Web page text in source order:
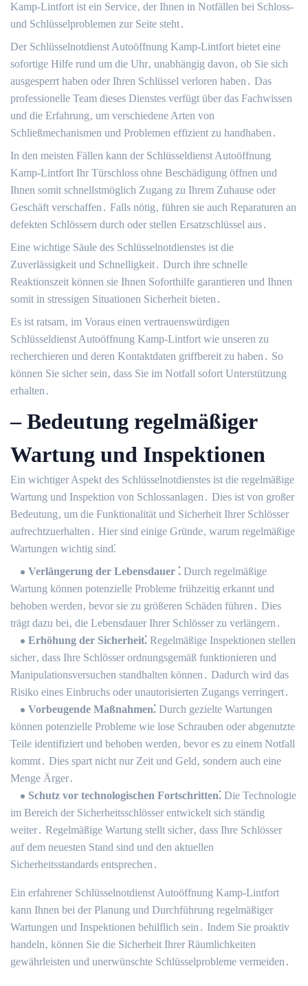
Kamp-Lintfort ist ein Service‚ der Ihnen in Notfällen bei Schloss-
und Schlüsselproblemen zur Seite steht․
Der Schlüsselnotdienst Autoöffnung Kamp-Lintfort bietet eine
sofortige Hilfe rund um die Uhr‚ unabhängig davon‚ ob Sie sich
ausgesperrt haben oder Ihren Schlüssel verloren haben․ Das
professionelle Team dieses Dienstes verfügt über das Fachwissen
und die Erfahrung‚ um verschiedene Arten von
Schließmechanismen und Problemen effizient zu handhaben․
In den meisten Fällen kann der Schlüsseldienst Autoöffnung
Kamp-Lintfort Ihr Türschloss ohne Beschädigung öffnen und
Ihnen somit schnellstmöglich Zugang zu Ihrem Zuhause oder
Geschäft verschaffen․ Falls nötig‚ führen sie auch Reparaturen an
defekten Schlössern durch oder stellen Ersatzschlüssel aus․
Eine wichtige Säule des Schlüsselnotdienstes ist die
Zuverlässigkeit und Schnelligkeit․ Durch ihre schnelle
Reaktionszeit können sie Ihnen Soforthilfe garantieren und Ihnen
somit in stressigen Situationen Sicherheit bieten․
Es ist ratsam‚ im Voraus einen vertrauenswürdigen
Schlüsseldienst Autoöffnung Kamp-Lintfort wie unseren zu
recherchieren und deren Kontaktdaten griffbereit zu haben․ So
können Sie sicher sein‚ dass Sie im Notfall sofort Unterstützung
erhalten․
– Bedeutung regelmäßiger
Wartung und Inspektionen
Ein wichtiger Aspekt des Schlüsselnotdienstes ist die regelmäßige
Wartung und Inspektion von Schlossanlagen․ Dies ist von großer
Bedeutung‚ um die Funktionalität und Sicherheit Ihrer Schlösser
aufrechtzuerhalten․ Hier sind einige Gründe‚ warum regelmäßige
Wartungen wichtig sind⁚
Verlängerung der Lebensdauer ⁚ Durch regelmäßige
Wartung können potenzielle Probleme frühzeitig erkannt und
behoben werden‚ bevor sie zu größeren Schäden führen․ Dies
trägt dazu bei‚ die Lebensdauer Ihrer Schlösser zu verlängern․
Erhöhung der Sicherheit⁚ Regelmäßige Inspektionen stellen
sicher‚ dass Ihre Schlösser ordnungsgemäß funktionieren und
Manipulationsversuchen standhalten können․ Dadurch wird das
Risiko eines Einbruchs oder unautorisierten Zugangs verringert․
Vorbeugende Maßnahmen⁚ Durch gezielte Wartungen
können potenzielle Probleme wie lose Schrauben oder abgenutzte
Teile identifiziert und behoben werden‚ bevor es zu einem Notfall
kommt․ Dies spart nicht nur Zeit und Geld‚ sondern auch eine
Menge Ärger․
Schutz vor technologischen Fortschritten⁚ Die Technologie
im Bereich der Sicherheitsschlösser entwickelt sich ständig
weiter․ Regelmäßige Wartung stellt sicher‚ dass Ihre Schlösser
auf dem neuesten Stand sind und den aktuellen
Sicherheitsstandards entsprechen․
Ein erfahrener Schlüsselnotdienst Autoöffnung Kamp-Lintfort
kann Ihnen bei der Planung und Durchführung regelmäßiger
Wartungen und Inspektionen behilflich sein․ Indem Sie proaktiv
handeln‚ können Sie die Sicherheit Ihrer Räumlichkeiten
gewährleisten und unerwünschte Schlüsselprobleme vermeiden․